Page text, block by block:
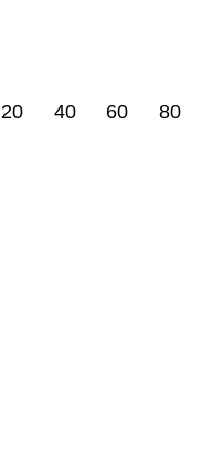
20 40 60 80